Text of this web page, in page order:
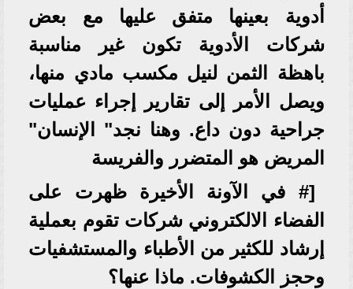
أدوية بعينها متفق عليها مع بعض
شركات الأدوية تكون غير مناسبة
باهظة الثمن لنيل مكسب مادي منها،
ويصل الأمر إلى تقارير إجراء عمليات
جراحية دون داع. وهنا نجد" الإنسان"
المريض هو المتضرر والفريسة
[# في الآونة الأخيرة ظهرت على
الفضاء الالكتروني شركات تقوم بعملية
إرشاد للكثير من الأطباء والمستشفيات
وحجز الكشوفات. ماذا عنها؟